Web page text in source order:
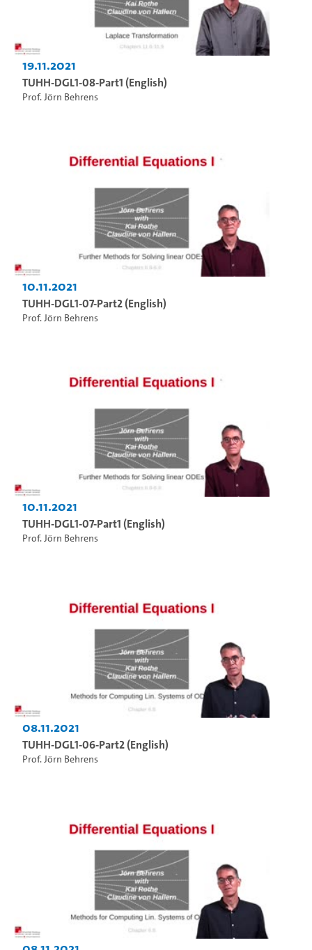
19.11.2021
TUHH-DGL1-08-Part1 (English)
Prof. Jörn Behrens
10.11.2021
TUHH-DGL1-07-Part2 (English)
Prof. Jörn Behrens
10.11.2021
TUHH-DGL1-07-Part1 (English)
Prof. Jörn Behrens
08.11.2021
TUHH-DGL1-06-Part2 (English)
Prof. Jörn Behrens